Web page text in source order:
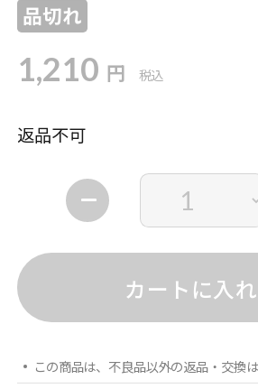
品切れ
1,210 円 税込
返品不可
カートに入
この商品は、不良品以外の返品・交換